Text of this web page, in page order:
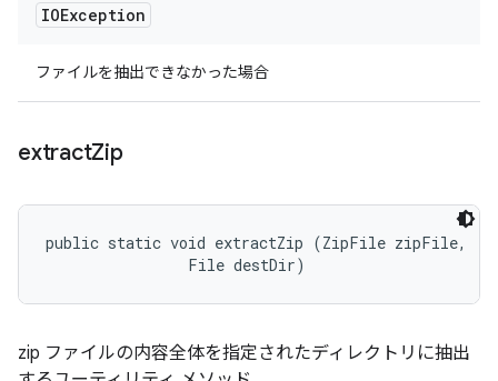
IOException
ファイルを抽出できなかった場合
extractZip
public static void extractZip (ZipFile zipFile,
                File destDir)
zip ファイルの内容全体を指定されたディレクトリに抽出